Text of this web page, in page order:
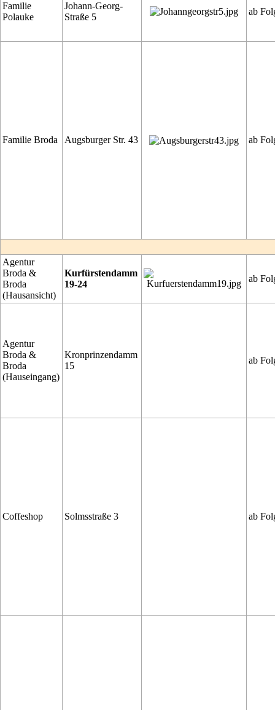
Familie
Polauke
Johann-Georg-
Straße 5
ab
Familie Broda Augsburger Str. 43 ab
Agentur
Broda &
Broda
(Hausansicht)
Kurfürstendamm
19-24
ab
Agentur
Broda &
Broda
(Hauseingang)
Kronprinzendamm
15
ab
Coffeshop Solmsstraße 3 ab